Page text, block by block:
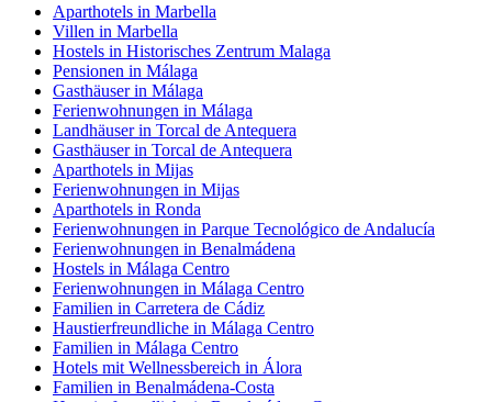
Aparthotels in Marbella
Villen in Marbella
Hostels in Historisches Zentrum Malaga
Pensionen in Málaga
Gasthäuser in Málaga
Ferienwohnungen in Málaga
Landhäuser in Torcal de Antequera
Gasthäuser in Torcal de Antequera
Aparthotels in Mijas
Ferienwohnungen in Mijas
Aparthotels in Ronda
Ferienwohnungen in Parque Tecnológico de Andalucía
Ferienwohnungen in Benalmádena
Hostels in Málaga Centro
Ferienwohnungen in Málaga Centro
Familien in Carretera de Cádiz
Haustierfreundliche in Málaga Centro
Familien in Málaga Centro
Hotels mit Wellnessbereich in Álora
Familien in Benalmádena-Costa